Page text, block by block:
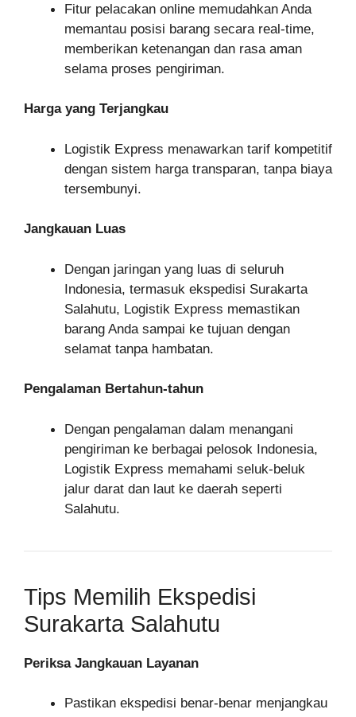
Fitur pelacakan online memudahkan Anda
memantau posisi barang secara real-time,
memberikan ketenangan dan rasa aman
selama proses pengiriman.
Harga yang Terjangkau
Logistik Express menawarkan tarif kompetitif
dengan sistem harga transparan, tanpa biaya
tersembunyi.
Jangkauan Luas
Dengan jaringan yang luas di seluruh
Indonesia, termasuk ekspedisi Surakarta
Salahutu, Logistik Express memastikan
barang Anda sampai ke tujuan dengan
selamat tanpa hambatan.
Pengalaman Bertahun-tahun
Dengan pengalaman dalam menangani
pengiriman ke berbagai pelosok Indonesia,
Logistik Express memahami seluk-beluk
jalur darat dan laut ke daerah seperti
Salahutu.
Tips Memilih Ekspedisi
Surakarta Salahutu
Periksa Jangkauan Layanan
Pastikan ekspedisi benar-benar menjangkau